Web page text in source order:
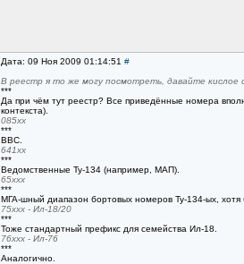
Дата: 09 Ноя 2009 01:14:51 #
В реестр я то же могу посмотреть, давайте кислое
***
Да при чём тут реестр? Все приведённые номера
контекста).
085хх
***
ВВС.
641хх
***
Ведомственные Ту-134 (например, МАП).
65ххх
***
МГА-шный диапазон бортовых номеров Ту-134-ых,
75ххх - Ил-18/20
***
Тоже стандартный префикс для семейства Ил-18.
76ххх - Ил-76
***
Аналогично.